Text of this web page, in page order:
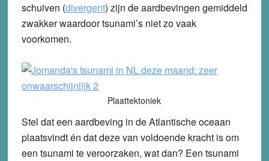
schuiven (divergent) zijn de aardbevingen gemiddeld
zwakker waardoor tsunami’s niet zo vaak
voorkomen.
Plaattektoniek
Stel dat een aardbeving in de Atlantische oceaan
plaatsvindt én dat deze van voldoende kracht is om
een tsunami te veroorzaken, wat dan? Een tsunami